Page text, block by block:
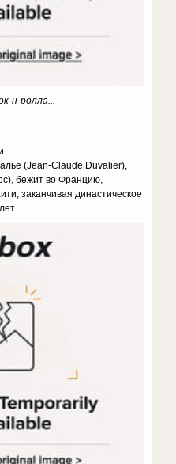
н-ролла...
(Jean-Claude Duvalier),
бежит во Францию,
заканчивая династическое